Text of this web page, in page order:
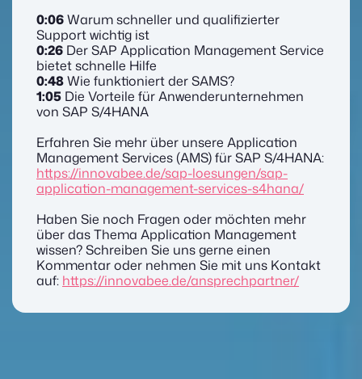
0:06Warum schneller und qualifizierter
Support wichtig ist
0:26 Der SAP Application Management Service
bietet schnelle Hilfe
0:48Wie funktioniert der SAMS?
1:05 Die Vorteile für Anwenderunternehmen
von SAP S/4HANA
Erfahren Sie mehr über unsere Application
Management Services (AMS) für SAP S/4HANA:
https://innovabee.de/sap-loesungen/sap-
application-management-services-s4hana/
Haben Sie noch Fragen oder möchten mehr
über das Thema Application Management
wissen? Schreiben Sie uns gerne einen
Kommentar oder nehmen Sie mit uns Kontakt
auf: https://innovabee.de/ansprechpartner/